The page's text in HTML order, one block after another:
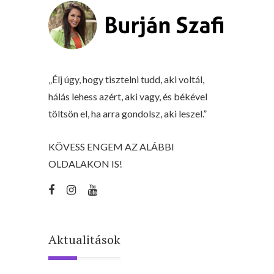
„Élj úgy, hogy tisztelni tudd, aki voltál,
hálás lehess azért, aki vagy, és békével
töltsön el, ha arra gondolsz, aki leszel.”
KÖVESS ENGEM AZ ALÁBBI
OLDALAKON IS!
Aktualitások